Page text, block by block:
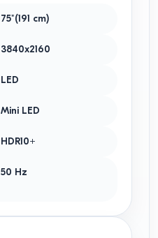
75"(191 cm)
3840x2160
LED
Mini LED
HDR10+
50 Hz